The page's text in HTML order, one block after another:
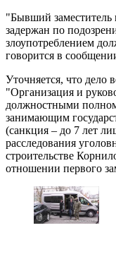
"Бывший заместитель
задержан по
злоупотреблением
говорится в
Уточняется, что дело
"Организация и
должностными
занимающим
(санкция – до 7 лет
расследования
строительстве
отношении первого